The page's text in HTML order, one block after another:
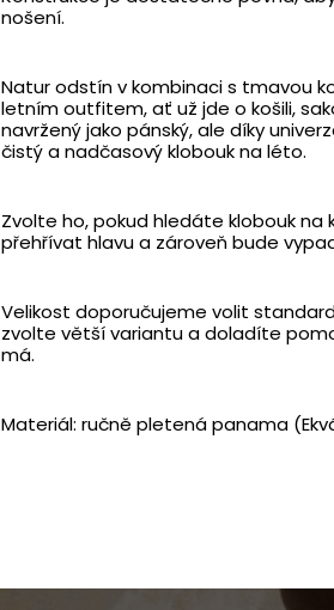
nošení.
Natur odstín v kombinaci s tmavou
letním outfitem, ať už jde o košili,
navržený jako pánský, ale díky
čistý a nadčasový klobouk na léto.
Zvolte ho, pokud hledáte klobouk
přehřívat hlavu a zároveň bude
Velikost doporučujeme volit
zvolte větší variantu a doladíte
má.
Materiál: ručně pletená panama